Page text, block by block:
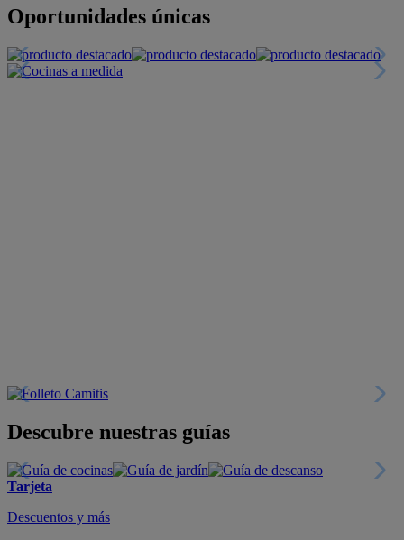
Oportunidades únicas
Descubre nuestras guías
Tarjeta
Descuentos y más